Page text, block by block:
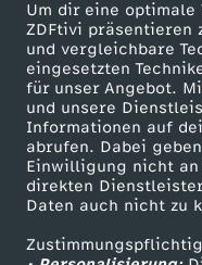
Um dir eine optimale
ZDFtivi präsentieren
und vergleichbare
eingesetzten
für unser Angebot.
und unsere
Informationen auf
abrufen. Dabei
Einwilligung nicht
direkten
Daten auch nicht zu
v
s
.
M
u
Mehr ZDF
ZDF-Apps
Smart TV
ZDFtext
Livestreams